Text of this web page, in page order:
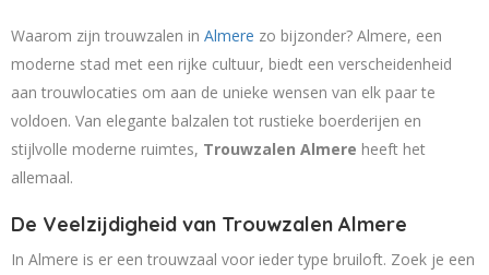
Waarom zijn trouwzalen in Almere zo bijzonder? Almere, een
moderne stad met een rijke cultuur, biedt een verscheidenheid
aan trouwlocaties om aan de unieke wensen van elk paar te
voldoen. Van elegante balzalen tot rustieke boerderijen en
stijlvolle moderne ruimtes, Trouwzalen Almere heeft het
allemaal.
De Veelzijdigheid van Trouwzalen Almere
In Almere is er een trouwzaal voor ieder type bruiloft. Zoek je een